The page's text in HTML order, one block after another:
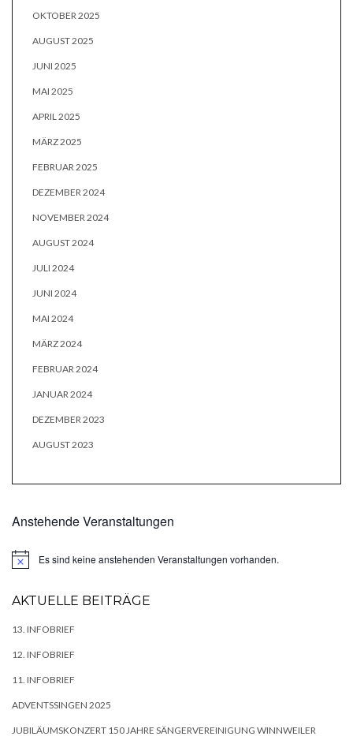
OKTOBER 2025
AUGUST 2025
JUNI 2025
MAI 2025
APRIL 2025
MÄRZ 2025
FEBRUAR 2025
DEZEMBER 2024
NOVEMBER 2024
AUGUST 2024
JULI 2024
JUNI 2024
MAI 2024
MÄRZ 2024
FEBRUAR 2024
JANUAR 2024
DEZEMBER 2023
AUGUST 2023
Anstehende Veranstaltungen
HinweisEs sind keine anstehenden Veranstaltungen vorhanden.
AKTUELLE BEITRÄGE
13. INFOBRIEF
12. INFOBRIEF
11. INFOBRIEF
ADVENTSSINGEN 2025
JUBILÄUMSKONZERT 150 JAHRE SÄNGERVEREINIGUNG WINNWEILER